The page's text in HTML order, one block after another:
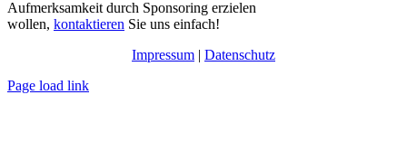
Aufmerksamkeit durch Sponsoring erzielen
wollen, kontaktieren Sie uns einfach!
Impressum | Datenschutz
Page load link